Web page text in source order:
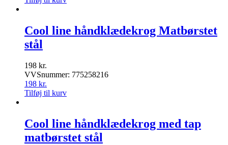
Cool line håndklædekrog Matbørstet
stål
198 kr.
VVSnummer: 775258216
198 kr.
Tilføj til kurv
Cool line håndklædekrog med tap
matbørstet stål